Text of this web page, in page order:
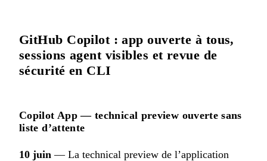
GitHub Copilot : app ouverte à tous,
sessions agent visibles et revue de
sécurité en CLI
Copilot App — technical preview ouverte sans
liste d’attente
10 juin — La technical preview de l’application